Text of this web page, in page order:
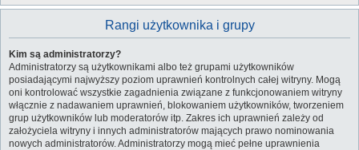
Rangi użytkownika i grupy
Kim są administratorzy?
Administratorzy są użytkownikami albo też grupami użytkowników
posiadającymi najwyższy poziom uprawnień kontrolnych całej witryny. Mogą
oni kontrolować wszystkie zagadnienia związane z funkcjonowaniem witryny
włącznie z nadawaniem uprawnień, blokowaniem użytkowników, tworzeniem
grup użytkowników lub moderatorów itp. Zakres ich uprawnień zależy od
założyciela witryny i innych administratorów mających prawo nominowania
nowych administratorów. Administratorzy mogą mieć pełne uprawnienia